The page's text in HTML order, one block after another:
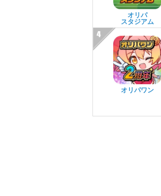
オリパ
スタジアム
オリパワン